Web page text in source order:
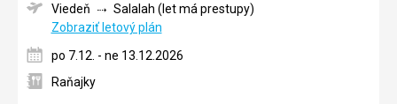
Viedeň
Salalah (let má prestupy)
Zobraziť letový plán
po 7.12. - ne 13.12.2026
Raňajky